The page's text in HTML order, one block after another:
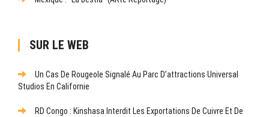
SUR LE WEB
Un Cas De Rougeole Signalé Au Parc D’attractions Universal
Studios En Californie
RD Congo : Kinshasa Interdit Les Exportations De Cuivre Et De